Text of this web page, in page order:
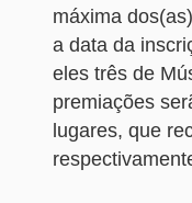
máxima
a data da
eles três de
premiações
lugares, que